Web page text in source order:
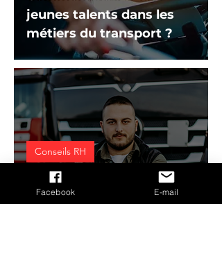
jeunes talents dans les
métiers du transport ?
Comment rédiger une
offre d'emploi attrayante
Conseils RH
Facebook E-mail